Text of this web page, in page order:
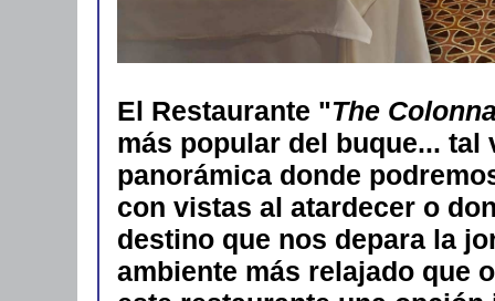
El Restaurante "The
más popular del buque... tal
panorámica donde
con vistas al atardecer o
destino que nos depara la
ambiente más relajado que